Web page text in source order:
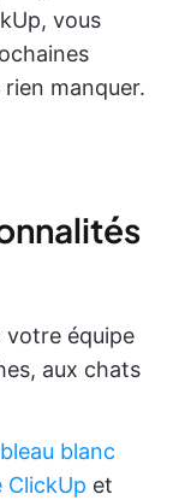
vous
manquer.
votre équipe
aux chats
blanc
ClickUp et